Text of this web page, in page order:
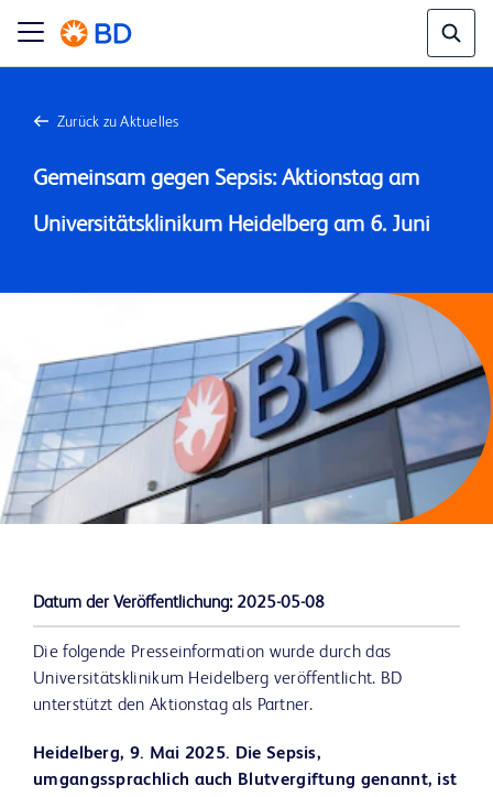
Zurück zu Aktuelles
Gemeinsam gegen Sepsis: Aktionstag am
Universitätsklinikum Heidelberg am 6. Juni
Datum der Veröffentlichung: 2025-05-08
Die folgende Presseinformation wurde durch das
Universitätsklinikum Heidelberg veröffentlicht. BD
unterstützt den Aktionstag als Partner.
Heidelberg, 9. Mai 2025. Die Sepsis,
umgangssprachlich auch Blutvergiftung genannt, ist